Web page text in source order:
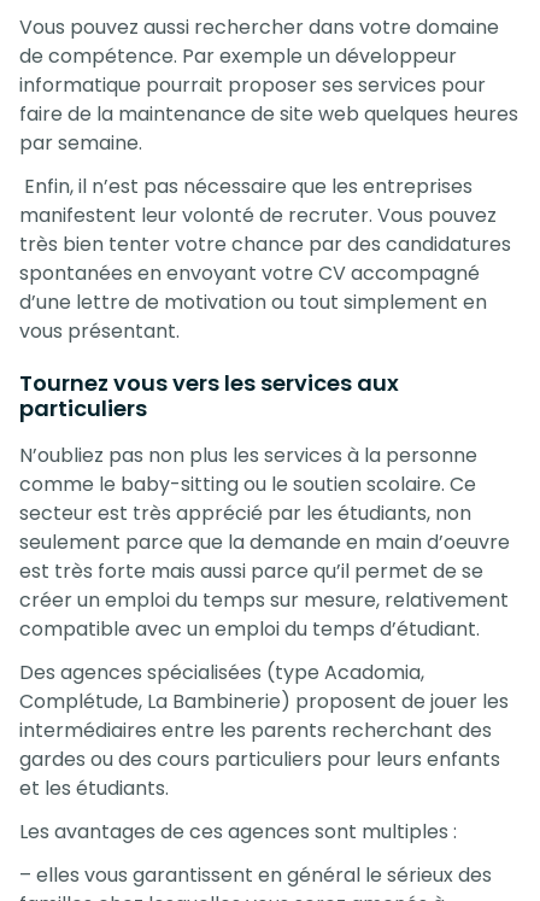
Vous pouvez aussi rechercher dans votre domaine
de compétence. Par exemple un développeur
informatique pourrait proposer ses services pour
faire de la maintenance de site web quelques heures
par semaine.
Enfin, il n’est pas nécessaire que les entreprises
manifestent leur volonté de recruter. Vous pouvez
très bien tenter votre chance par des candidatures
spontanées en envoyant votre CV accompagné
d’une lettre de motivation ou tout simplement en
vous présentant.
Tournez vous vers les services aux
particuliers
N’oubliez pas non plus les services à la personne
comme le baby-sitting ou le soutien scolaire. Ce
secteur est très apprécié par les étudiants, non
seulement parce que la demande en main d’oeuvre
est très forte mais aussi parce qu’il permet de se
créer un emploi du temps sur mesure, relativement
compatible avec un emploi du temps d’étudiant.
Des agences spécialisées (type Acadomia,
Complétude, La Bambinerie) proposent de jouer les
intermédiaires entre les parents recherchant des
gardes ou des cours particuliers pour leurs enfants
et les étudiants.
Les avantages de ces agences sont multiples :
– elles vous garantissent en général le sérieux des